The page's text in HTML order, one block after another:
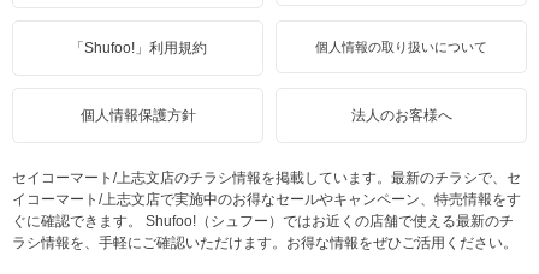
「Shufoo!」利用規約 個人情報の取り扱いについて
個人情報保護方針 法人のお客様へ
セイコーマート/上志文店のチラシ情報を掲載しています。最新のチラシで、セ
イコーマート/上志文店で実施中のお得なセールやキャンペーン、特売情報をす
ぐに確認できます。 Shufoo!（シュフー）ではお近くの店舗で使える最新のチ
ラシ情報を、手軽にご確認いただけます。お得な情報をぜひご活用ください。